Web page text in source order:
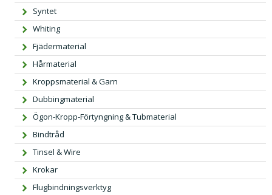
Syntet
Whiting
Fjädermaterial
Hårmaterial
Kroppsmaterial & Garn
Dubbingmaterial
Ögon-Kropp-Förtyngning & Tubmaterial
Bindtråd
Tinsel & Wire
Krokar
Flugbindningsverktyg